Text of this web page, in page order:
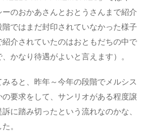
のおかあさんとおとうさんまで紹介
ではまだ封印されていなかった様子
介されていたのはおともだちの中で
かなり待遇がよいと言えます）。
ると、昨年～今年の段階でメルシス
要求をして、サンリオがある程度譲
に踏み切ったという流れなのかな、
。